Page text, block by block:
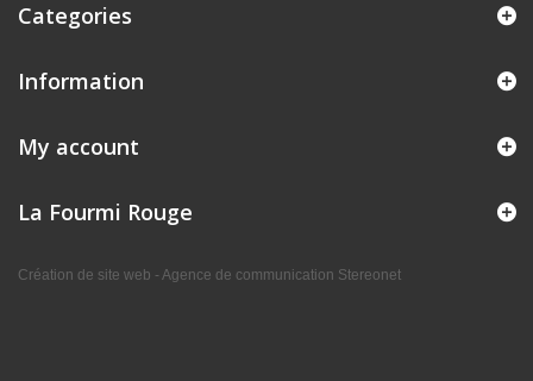
Categories
Information
My account
La Fourmi Rouge
Création de site web - Agence de communication Stereonet